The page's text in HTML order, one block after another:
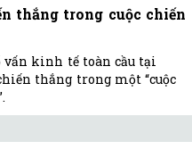
thắng trong cuộc chiến
vấn kinh tế toàn cầu tại
thắng trong một “cuộc